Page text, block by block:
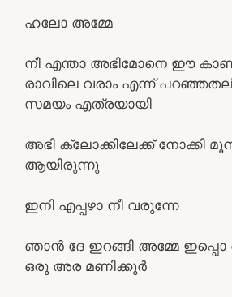
ഹലോ അമ്മേ
നീ എന്താ അഭിമോനെ ഈ
രാവിലെ വരാം എന്ന്
സമയം എത്രയായി
അഭി ക്ലോക്കിലേക്ക് നോക്കി
ആയിരുന്നു
ഇനി എപ്പഴാ നീ വരുന്നേ
ഞാൻ ദേ ഇറങ്ങി അമ്മേ
ഒരു അര മണിക്കൂർ